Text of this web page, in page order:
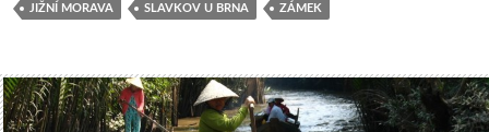
JIŽNÍ MORAVA SLAVKOV U BRNA ZÁMEK